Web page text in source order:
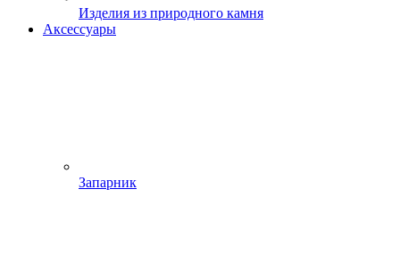
Изделия из природного камня
Аксессуары
Запарник